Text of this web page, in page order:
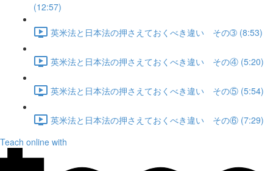
(12:57)
英米法と日本法の押さえておくべき違い その➂ (8:53)
英米法と日本法の押さえておくべき違い その④ (5:20)
英米法と日本法の押さえておくべき違い その⑤ (5:54)
英米法と日本法の押さえておくべき違い その⑥ (7:29)
Teach online with